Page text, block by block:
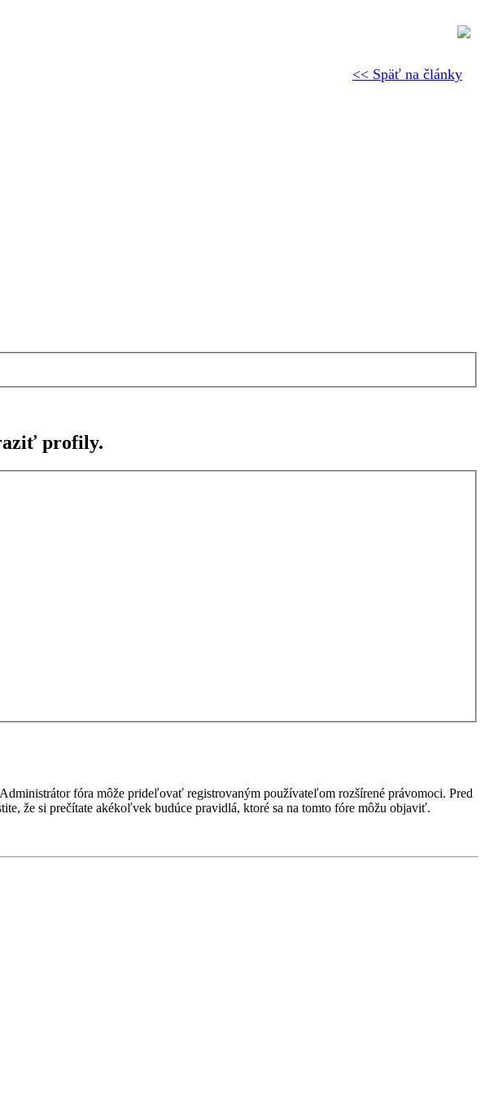
<< Späť na články
profily.
fóra môže prideľovať registrovaným používateľom rozšírené právomoci. Pred
že si prečítate akékoľvek budúce pravidlá, ktoré sa na tomto fóre môžu objaviť.